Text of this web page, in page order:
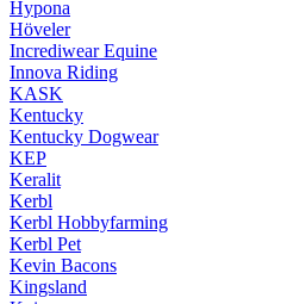
Hypona
Höveler
Incrediwear Equine
Innova Riding
KASK
Kentucky
Kentucky Dogwear
KEP
Keralit
Kerbl
Kerbl Hobbyfarming
Kerbl Pet
Kevin Bacons
Kingsland